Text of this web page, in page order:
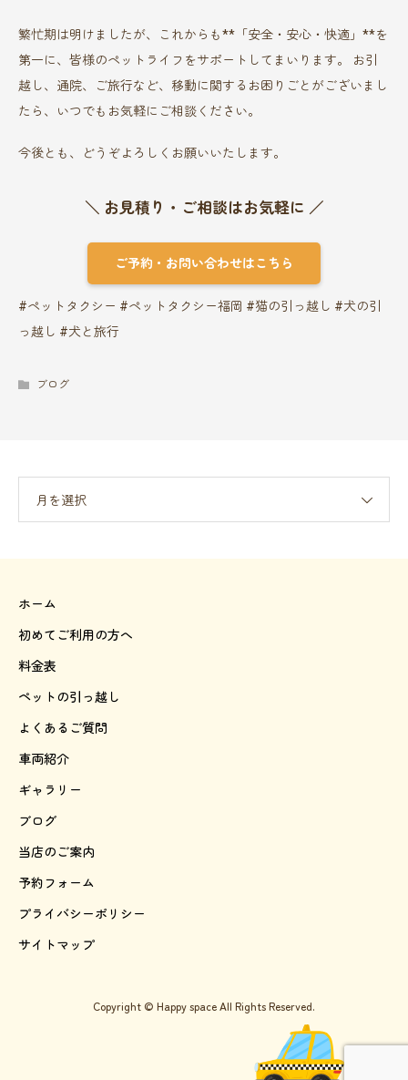
繁忙期は明けましたが、これからも**「安全・安心・快適」**を
第一に、皆様のペットライフをサポートしてまいります。 お引
越し、通院、ご旅行など、移動に関するお困りごとがございまし
たら、いつでもお気軽にご相談ください。
今後とも、どうぞよろしくお願いいたします。
＼ お見積り・ご相談はお気軽に ／
ご予約・お問い合わせはこちら
#ペットタクシー #ペットタクシー福岡 #猫の引っ越し #犬の引
っ越し #犬と旅行
ブログ
月を選択
ホーム
初めてご利用の方へ
料金表
ペットの引っ越し
よくあるご質問
車両紹介
ギャラリー
ブログ
当店のご案内
予約フォーム
プライバシーポリシー
サイトマップ
Copyright © Happy space All Rights Reserved.